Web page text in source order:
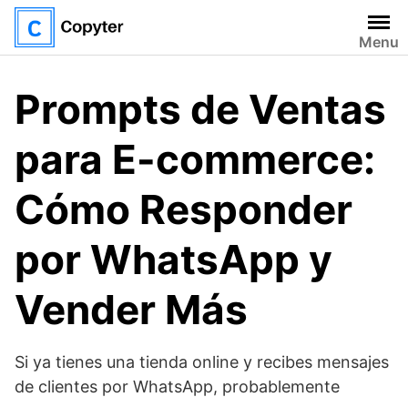
Saltar
contenido
Menu
Prompts de Ventas
para E-commerce:
Cómo Responder
por WhatsApp y
Vender Más
Si ya tienes una tienda online y recibes mensajes
de clientes por WhatsApp, probablemente